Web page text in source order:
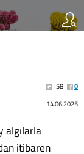
58
0
14.06.2025
algılarla
itibaren